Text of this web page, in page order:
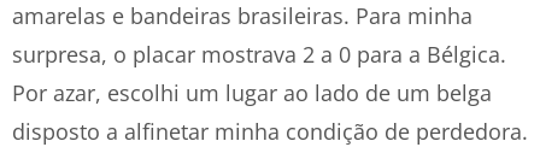
amarelas e bandeiras brasileiras. Para minha
surpresa, o placar mostrava 2 a 0 para a Bélgica.
Por azar, escolhi um lugar ao lado de um belga
disposto a alfinetar minha condição de perdedora.